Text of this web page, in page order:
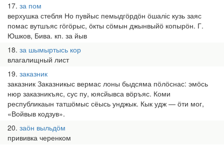
17 за пом
верхушка стебля Но пувйыс пемыдгӧрдӧн ӧшаліс кузь заяс
помас вутшъяс гӧгӧрыс, ӧкты сӧмын джынвыйӧ копырӧн. Г.
Юшков, Бива. кп. за йыв
18 за шымыртысь кор
влагалищный лист
19 заказник
заказник Заказникыс вермас лоны быдсяма пӧлӧснас: эмӧсь
нюр заказникъяс, сус пу, юясйывса вӧръяс. Коми
республикаын татшӧмыс сёысь унджык. Кык удж — ӧти мог,
«Войвыв кодзув».
20 заӧн выльдӧм
прививка черенком